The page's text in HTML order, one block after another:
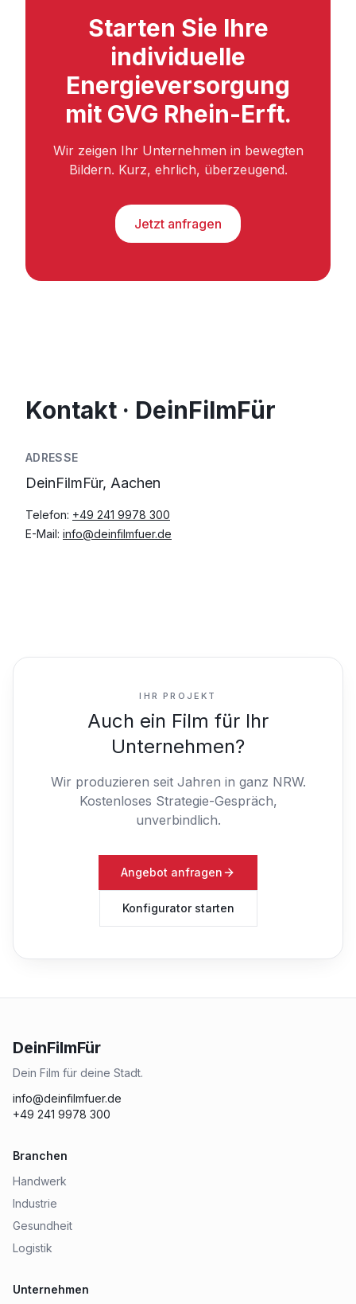
Starten Sie Ihre
individuelle
Energieversorgung
mit GVG Rhein-Erft.
Wir zeigen Ihr Unternehmen in bewegten
Bildern. Kurz, ehrlich, überzeugend.
Jetzt anfragen
Kontakt · DeinFilmFür
ADRESSE
DeinFilmFür, Aachen
Telefon: +49 241 9978 300
E-Mail: info@deinfilmfuer.de
IHR PROJEKT
Auch ein Film für Ihr
Unternehmen?
Wir produzieren seit Jahren in ganz NRW.
Kostenloses Strategie-Gespräch,
unverbindlich.
Angebot anfragen
Konfigurator starten
DeinFilmFür
Dein Film für deine Stadt.
info@deinfilmfuer.de
+49 241 9978 300
Branchen
Handwerk
Industrie
Gesundheit
Logistik
Unternehmen